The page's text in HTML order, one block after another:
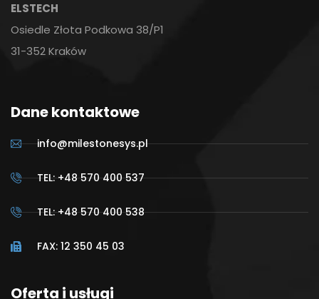
ELSTECH
Osiedle Złota Podkowa 38/P1
31-352 Kraków
Dane kontaktowe
info@milestonesys.pl
TEL: +48 570 400 537
TEL: +48 570 400 538
FAX: 12 350 45 03
Oferta i usługi